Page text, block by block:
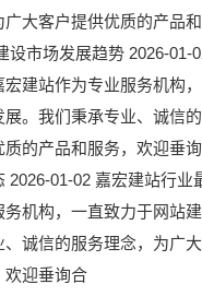
大客户提供优质的产品
设市场发展趋势 2026-01-
建站作为专业服务机构
。我们秉承专业、诚信的
的产品和服务，欢迎垂
2026-01-02 嘉宏建站行业
机构，一直致力于网站
、诚信的服务理念，为广
欢迎垂询合